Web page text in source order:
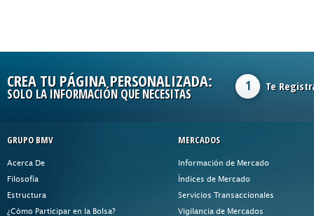
CREA TU PÁGINA PERSONALIZADA:
SOLO LA INFORMACIÓN QUE NECESITAS
1 Te
GRUPO BMV
Acerca De
Filosofía
Estructura
¿Cómo Participar en la Bolsa?
MERCADOS
Información de Mercado
Índices de Mercado
Servicios Transaccionales
Vigilancia de Mercados